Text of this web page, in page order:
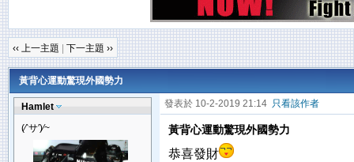
‹‹ 上一主題 下一主題 ››
黃背心運動驚現外國勢力
Hamlet
(∕‵サ′)∕~
發表於 10-2-2019 21:14 只看該作者
黃背心運動驚現外國勢力
恭喜發財